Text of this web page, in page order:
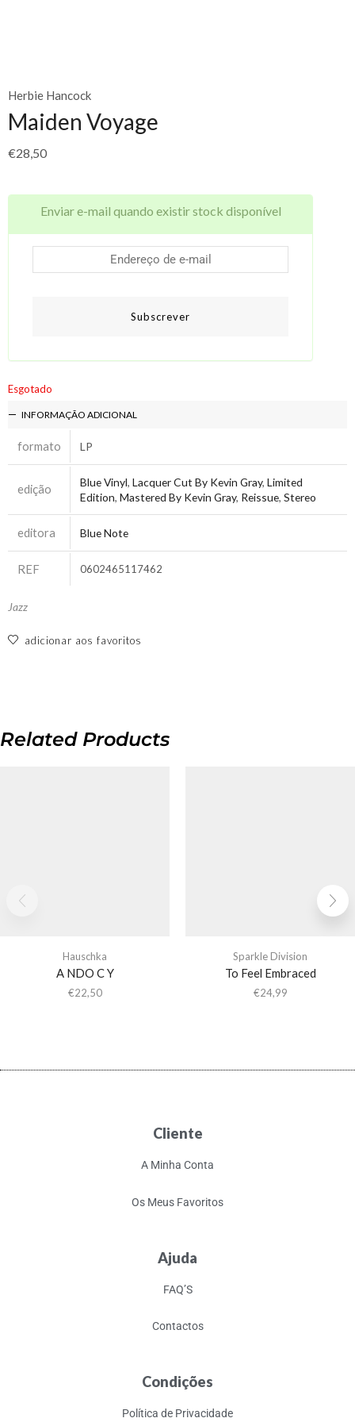
Herbie Hancock
Maiden Voyage
€28,50
Enviar e-mail quando existir stock disponível
Subscrever
Esgotado
INFORMAÇÃO ADICIONAL
formato LP
edição Blue Vinyl, Lacquer Cut By Kevin Gray, Limited
Edition, Mastered By Kevin Gray, Reissue, Stereo
editora Blue Note
REF 0602465117462
Jazz
adicionar aos favoritos
Related Products
Hauschka
A NDO C Y
€22,50
Sparkle Division
To Feel Embraced
€24,99
Cliente
A Minha Conta
Os Meus Favoritos
Ajuda
FAQ’S
Contactos
Condições
Política de Privacidade